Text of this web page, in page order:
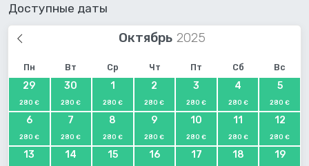
Доступные даты
Октябрь
Пн Вт Ср Чт Пт Сб Вс
29
280 €
30
280 €
1
280 €
2
280 €
3
280 €
4
280 €
5
280 €
6
280 €
7
280 €
8
280 €
9
280 €
10
280 €
11
280 €
12
280 €
13 14 15 16 17 18 19